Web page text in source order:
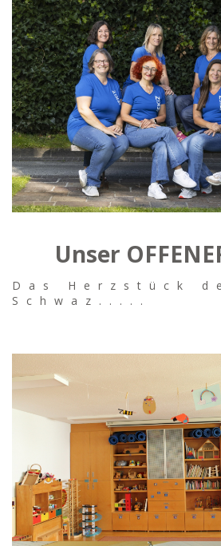
Unser
Das Herzstück
Schwaz.....